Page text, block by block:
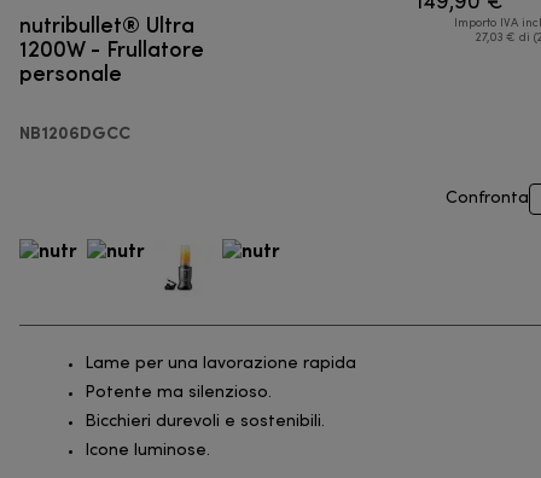
nutribullet® Ultra
1200W - Frullatore
personale
NB1206DGCC
Importo IVA
27,03 € di
Confronta
Lame per una lavorazione rapida
Potente ma silenzioso.
Bicchieri durevoli e sostenibili.
Icone luminose.